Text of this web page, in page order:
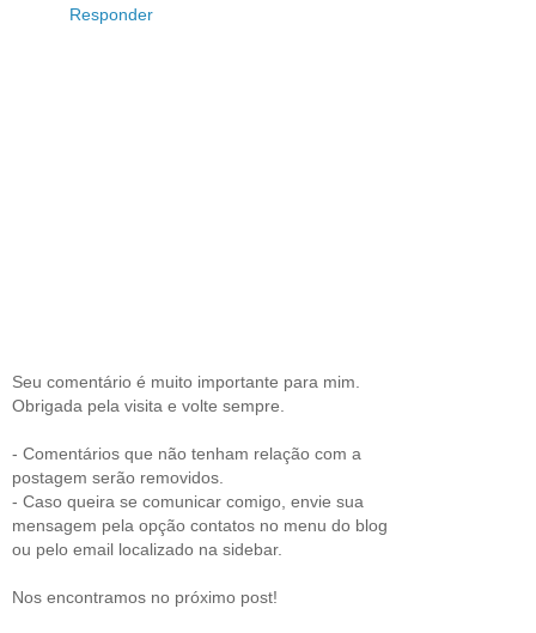
Responder
Seu comentário é muito importante para mim.
Obrigada pela visita e volte sempre.
- Comentários que não tenham relação com a
postagem serão removidos.
- Caso queira se comunicar comigo, envie sua
mensagem pela opção contatos no menu do blog
ou pelo email localizado na sidebar.
Nos encontramos no próximo post!